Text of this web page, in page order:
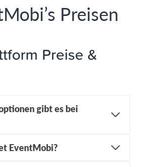
Preisen
Preise &
gibt es bei
EventMobi?